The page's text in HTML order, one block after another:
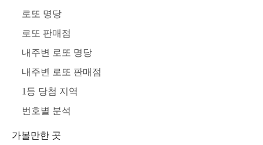
로또 명당
로또 판매점
내주변 로또 명당
내주변 로또 판매점
1등 당첨 지역
번호별 분석
가볼만한 곳